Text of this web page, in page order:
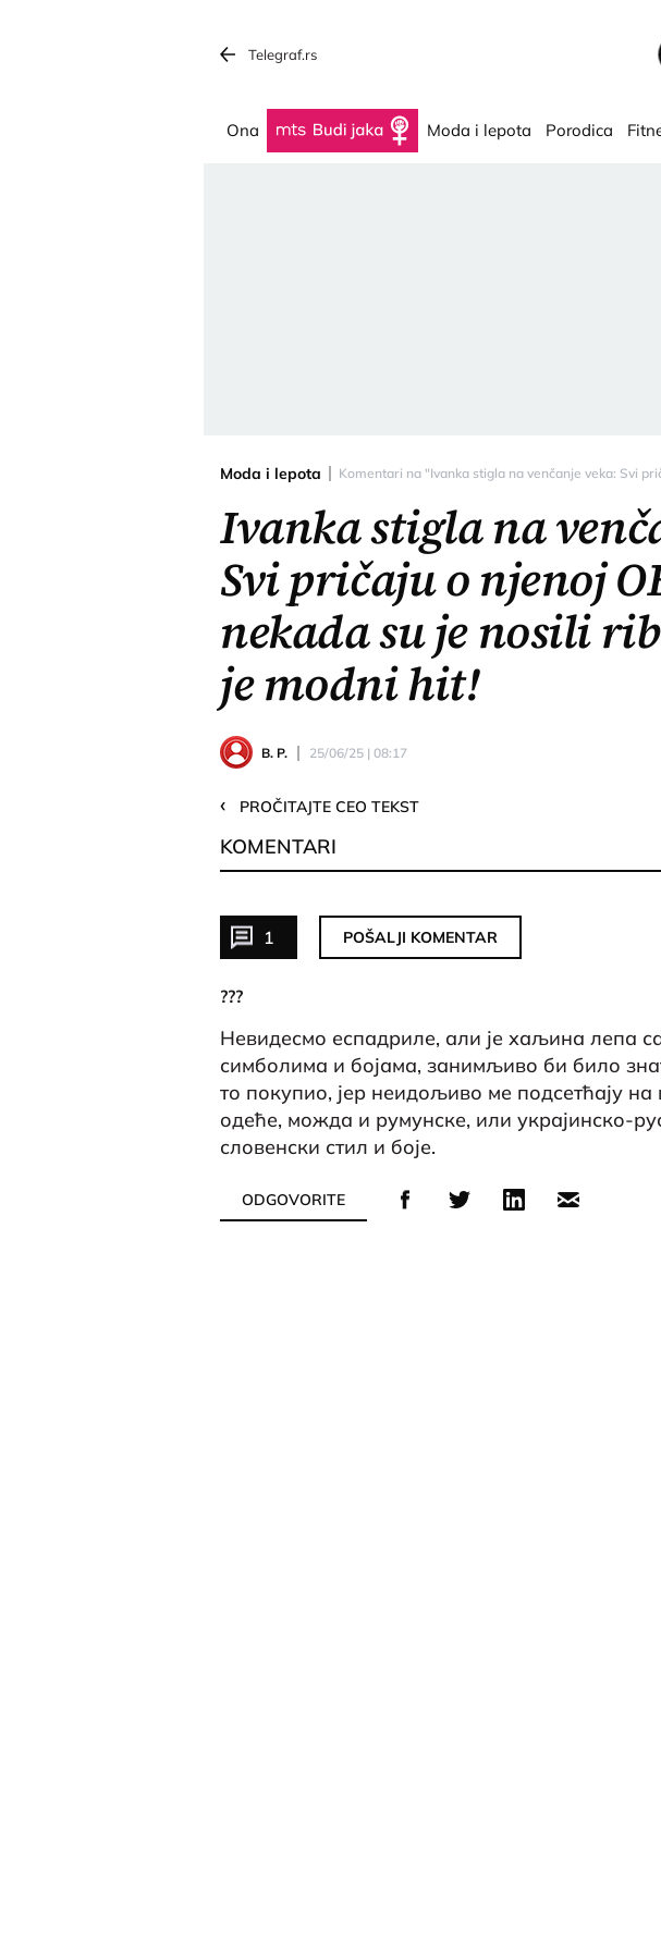
Telegraf.rs
Ona Budi jaka Moda i lepota Porodica
Moda i lepota Komentari na "Ivanka stigla na venčanje veka: Svi
Ivanka stigla na
Svi pričaju o njenoj
nekada su je nosili
je modni hit!
B. P. 25/06/25 | 08:17
‹ PROČITAJTE CEO TEKST
KOMENTARI
1 POŠALJI KOMENTAR
???
Невидесмо еспадриле, али је хаљина лепа
симболима и бојама, занимљиво би било
то покупио, јер неидољиво ме подсетћају на
одеће, можда и румунске, или украјинско-
словенски стил и боје.
ODGOVORITE